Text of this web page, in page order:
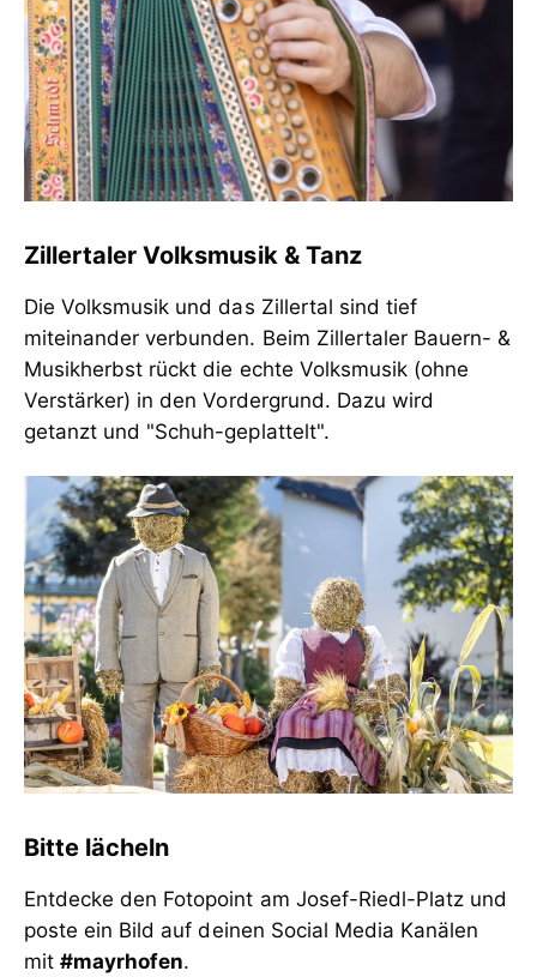
Zillertaler Volksmusik & Tanz
Die Volksmusik und das Zillertal sind tief
miteinander verbunden. Beim Zillertaler Bauern- &
Musikherbst rückt die echte Volksmusik (ohne
Verstärker) in den Vordergrund. Dazu wird
getanzt und "Schuh-geplattelt".
Bitte lächeln
Entdecke den Fotopoint am Josef-Riedl-Platz und
poste ein Bild auf deinen Social Media Kanälen
mit#mayrhofen.